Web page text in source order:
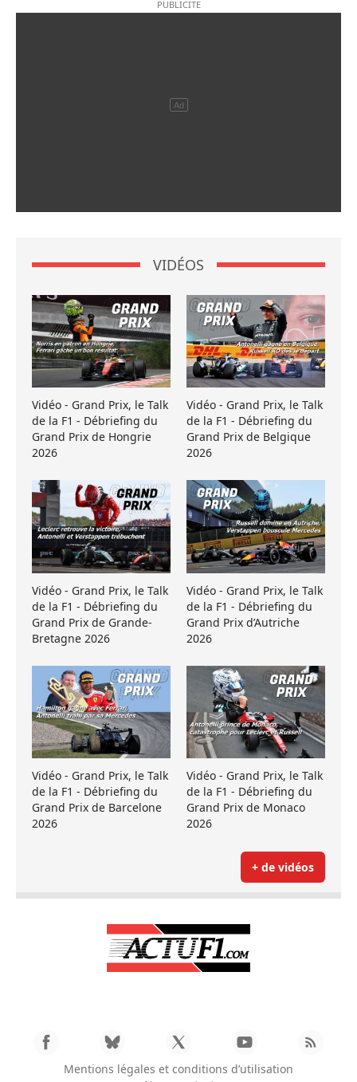
VIDÉOS
Vidéo - Grand Prix, le Talk
de la F1 - Débriefing du
Grand Prix de Hongrie
2026
Vidéo - Grand Prix, le Talk
de la F1 - Débriefing du
Grand Prix de Belgique
2026
Vidéo - Grand Prix, le Talk
de la F1 - Débriefing du
Grand Prix de Grande-
Bretagne 2026
Vidéo - Grand Prix, le Talk
de la F1 - Débriefing du
Grand Prix d’Autriche
2026
Vidéo - Grand Prix, le Talk
de la F1 - Débriefing du
Grand Prix de Barcelone
2026
Vidéo - Grand Prix, le Talk
de la F1 - Débriefing du
Grand Prix de Monaco
2026
+ de vidéos
Mentions légales et conditions d’utilisation